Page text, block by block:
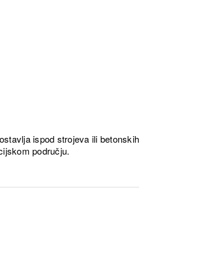
ispod strojeva ili betonskih
području.